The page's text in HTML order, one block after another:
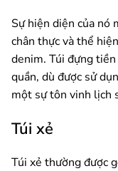
Sự hiện diện của nó
chân thực và thể
denim. Túi đựng
quần, dù được sử
một sự tôn vinh lịch
Túi xẻ
Túi xẻ thường được